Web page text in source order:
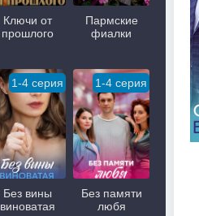
Ключи от
прошлого
Пармские
фиалки
1-4 серия
Без вины
виноватая
1-4 серия
Без памяти
любя